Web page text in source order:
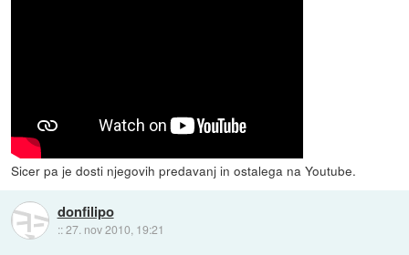
Sicer pa je dosti njegovih predavanj in ostalega na Youtube.
donfilipo
::27. nov 2010, 19:21